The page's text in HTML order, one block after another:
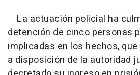
La actuación policial ha
detención de cinco personas
implicadas en los hechos,
a disposición de la autoridad